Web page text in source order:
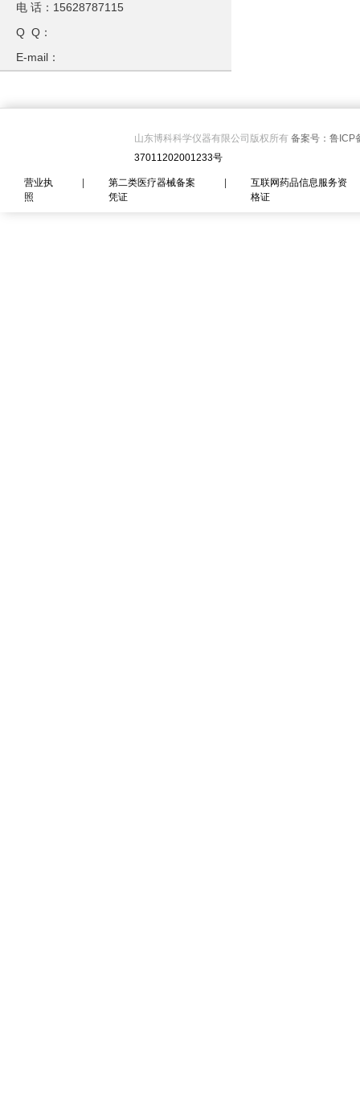
电 话：15628787115
Q Q：
E-mail：
山东博科科学仪器有限公司版权所有备案号：鲁
37011202001233号
营业执
照
第二类医疗器械备案
凭证
互联网药品信息服务资
格证